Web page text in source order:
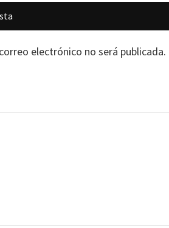
electrónico no será publicada.